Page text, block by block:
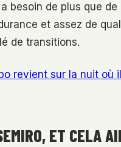
besoin de plus que
et assez de
de transitions.
revient sur la nuit où
ET CELA